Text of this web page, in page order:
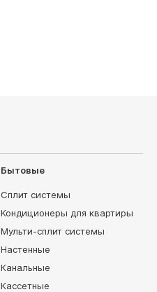
Бытовые
Сплит системы
Кондиционеры для квартиры
Мульти-сплит системы
Настенные
Канальные
Кассетные